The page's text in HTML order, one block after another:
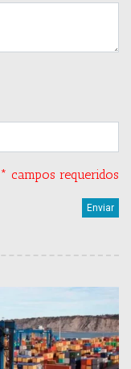
* campos requeridos